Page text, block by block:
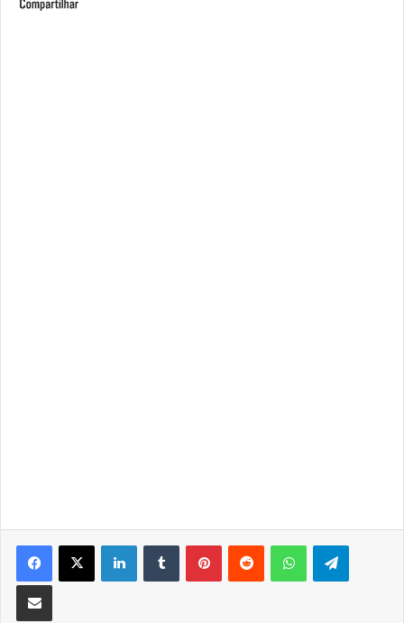
LinkedInTumblrPinterestReddit WhatsApp
Partilhar Via Email